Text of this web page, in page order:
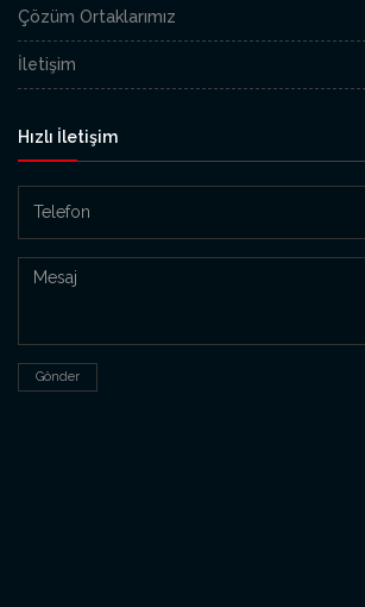
Çözüm Ortaklarımız
İletişim
Hızlı İletişim
Gönder